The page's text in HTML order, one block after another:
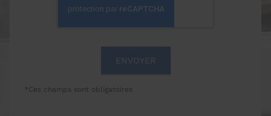
*Ces champs sont obligatoires